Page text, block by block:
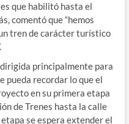
que habilitó hasta el
comentó que “hemos
tren de carácter turístico
principalmente para
pueda recordar lo que el
en su primera etapa
de Trenes hasta la calle
se espera extender el